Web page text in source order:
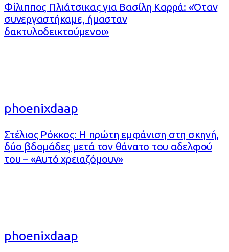
Φίλιππος Πλιάτσικας για Βασίλη Καρρά: «Όταν
συνεργαστήκαμε, ήμασταν
δακτυλοδεικτούμενοι»
phoenixdaap
Στέλιος Ρόκκος: Η πρώτη εμφάνιση στη σκηνή,
δύο βδομάδες μετά τον θάνατο του αδελφού
του – «Αυτό χρειαζόμουν»
phoenixdaap